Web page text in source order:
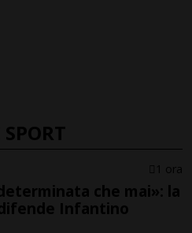
1 ora
che mai»: la
Infantino